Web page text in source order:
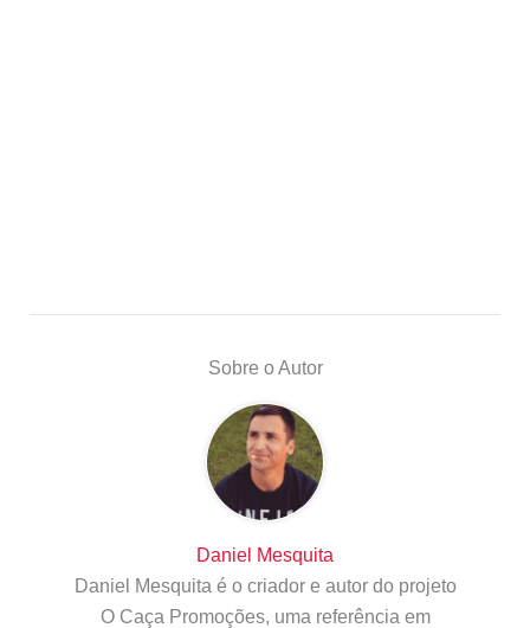
Sobre o Autor
Daniel Mesquita
Daniel Mesquita é o criador e autor do projeto
O Caça Promoções, uma referência em